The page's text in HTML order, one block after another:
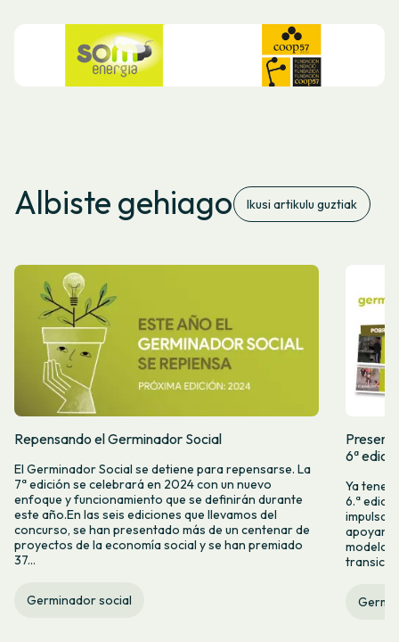
Albiste gehiago Ikusi artikulu guztiak
Repensando el Germinador Social
El Germinador Social se detiene para repensarse. La
7ª edición se celebrará en 2024 con un nuevo
enfoque y funcionamiento que se definirán durante
este año.En las seis ediciones que llevamos del
concurso, se han presentado más de un centenar de
proyectos de la economía social y se han premiado
37...
Germinador social
6ª
Ya
6.ª
apoyar
modelos